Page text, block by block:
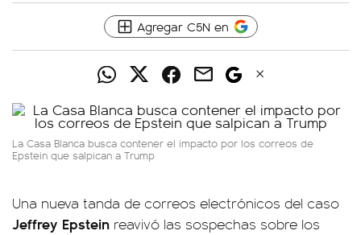
Agregar C5N en
La Casa Blanca busca contener el impacto por los correos de
Epstein que salpican a Trump
Una nueva tanda de correos electrónicos del caso
Jeffrey Epstein reavivó las sospechas sobre los